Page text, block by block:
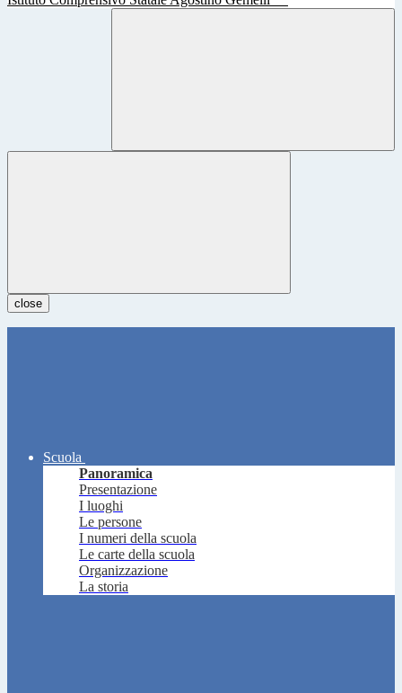
close
Scuola
Panoramica
Presentazione
I luoghi
Le persone
I numeri della scuola
Le carte della scuola
Organizzazione
La storia